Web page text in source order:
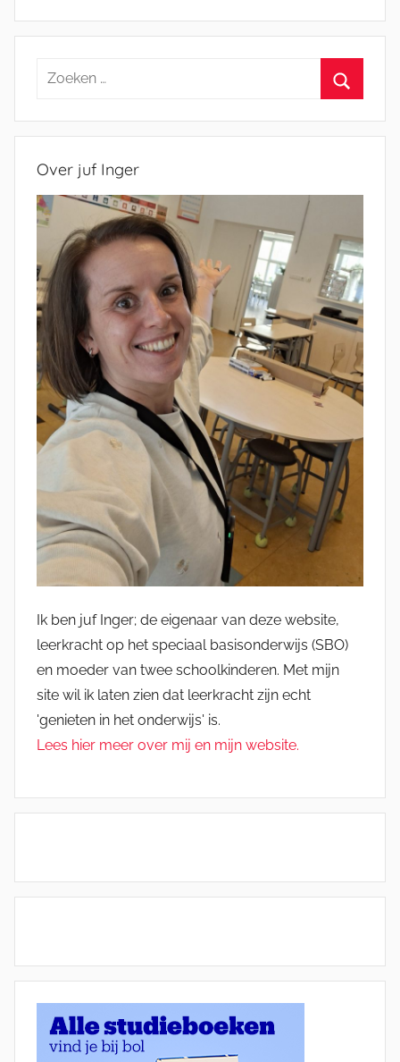
Zoeken
Over juf Inger
Ik ben juf Inger; de eigenaar van deze website,
leerkracht op het speciaal basisonderwijs (SBO)
en moeder van twee schoolkinderen. Met mijn
site wil ik laten zien dat leerkracht zijn echt
'genieten in het onderwijs' is.
Lees hier meer over mij en mijn website.